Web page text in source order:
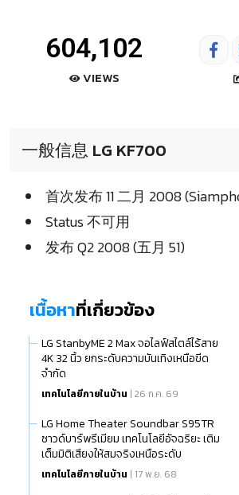
604,102
VIEWS
一般信息 LG KF700
首次发布 11 二月 2008
Status 不可用
发布 Q2 2008 (五月 51)
เนื้อหาที่เกี่ยวข้อง
LG StanbyME 2 Max จอไลฟ์สไตล์ไร้สาย
4K 32 นิ้ว ยกระดับความบันเทิงเหนือขีด
จำกัด
เทคโนโลยีภายในบ้าน | 26 ก.ค. 69
LG Home Theater Soundbar S95TR
ซาวด์บาร์พรีเมียม เทคโนโลยีอัจฉริยะ เติม
เต็มมิติเสียงให้สมจริงเหนือระดับ
เทคโนโลยีภายในบ้าน | 17 พ.ย. 68